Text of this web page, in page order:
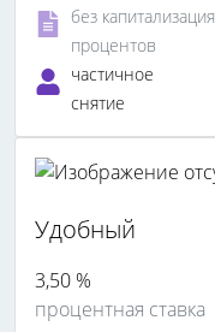
без капитализация
процентов
частичное
снятие
Удобный
3,50 %
процентная ставка